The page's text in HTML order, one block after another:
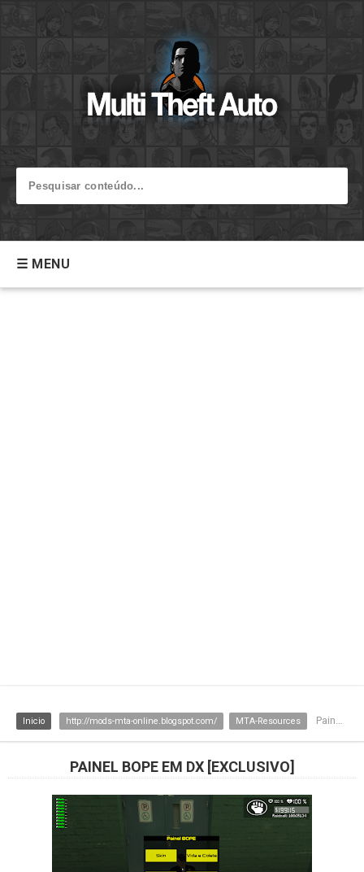
☰ MENU
Inicio http://mods-mta-online.blogspot.com/ MTA-Resources Painel BOPE em DX [EXCLUSIVO]
PAINEL BOPE EM DX [EXCLUSIVO]